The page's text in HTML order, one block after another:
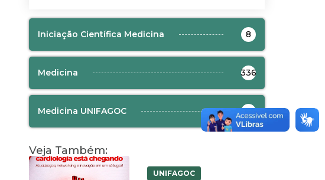
Iniciação Científica Medicina 8
Medicina 336
Medicina UNIFAGOC 8
Veja Também:
UNIFAGOC